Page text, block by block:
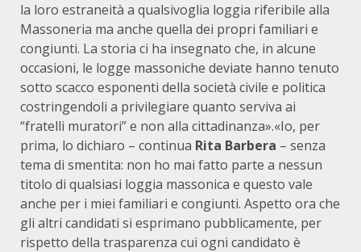
la loro estraneità a qualsivoglia loggia riferibile alla
Massoneria ma anche quella dei propri familiari e
congiunti. La storia ci ha insegnato che, in alcune
occasioni, le logge massoniche deviate hanno tenuto
sotto scacco esponenti della società civile e politica
costringendoli a privilegiare quanto serviva ai
“fratelli muratori” e non alla cittadinanza».«Io, per
prima, lo dichiaro – continua Rita Barbera – senza
tema di smentita: non ho mai fatto parte a nessun
titolo di qualsiasi loggia massonica e questo vale
anche per i miei familiari e congiunti. Aspetto ora che
gli altri candidati si esprimano pubblicamente, per
rispetto della trasparenza cui ogni candidato è